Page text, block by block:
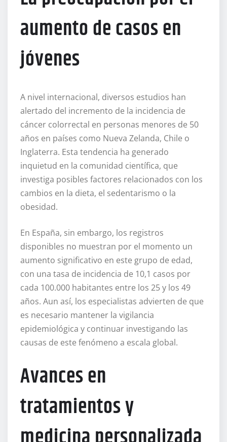
aumento de casos en
jóvenes
A nivel internacional, diversos estudios han
alertado del incremento de la incidencia de
cáncer colorrectal en personas menores de 50
años en países como Nueva Zelanda, Chile o
Inglaterra. Esta tendencia ha generado
inquietud en la comunidad científica, que
investiga posibles factores relacionados con los
cambios en la dieta, el sedentarismo o la
obesidad.
En España, sin embargo, los registros
disponibles no muestran por el momento un
aumento significativo en este grupo de edad,
con una tasa de incidencia de 10,1 casos por
cada 100.000 habitantes entre los 25 y los 49
años. Aun así, los especialistas advierten de que
es necesario mantener la vigilancia
epidemiológica y continuar investigando las
causas de este fenómeno a escala global.
Avances en
tratamientos y